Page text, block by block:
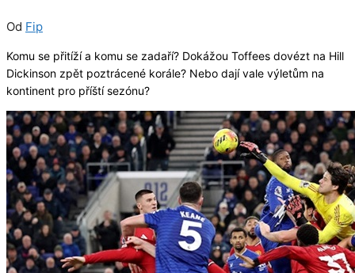
Od Fip
Komu se přitíží a komu se zadaří? Dokážou Toffees dovézt na Hill
Dickinson zpět poztrácené korále? Nebo dají vale výletům na
kontinent pro příští sezónu?